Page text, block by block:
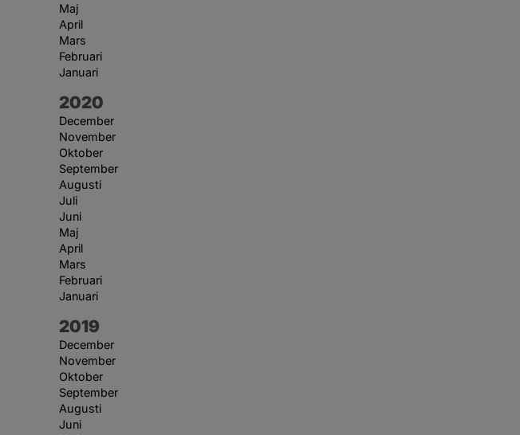
Maj
April
Mars
Februari
Januari
År:
2020
December
November
Oktober
September
Augusti
Juli
Juni
Maj
April
Mars
Februari
Januari
År:
2019
December
November
Oktober
September
Augusti
Juni